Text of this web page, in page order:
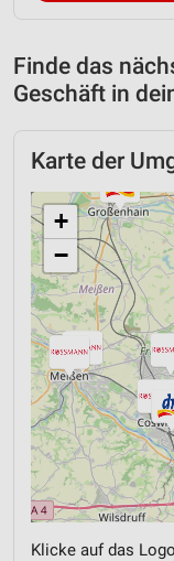
Finde das
Geschäft in
Karte der
+
−
Klicke auf das